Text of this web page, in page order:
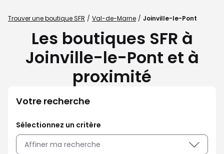
Trouver une boutique SFR Val-de-Marne Joinville-le-Pont
Les boutiques SFR à
Joinville-le-Pont et à
proximité
Votre recherche
Sélectionnez un critère
Affiner ma recherche